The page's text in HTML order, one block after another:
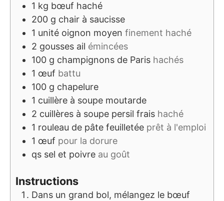
1 kg bœuf haché
200 g chair à saucisse
1 unité oignon moyen finement haché
2 gousses ail émincées
100 g champignons de Paris hachés
1 œuf battu
100 g chapelure
1 cuillère à soupe moutarde
2 cuillères à soupe persil frais haché
1 rouleau de pâte feuilletée prêt à l'emploi
1 œuf pour la dorure
qs sel et poivre au goût
Instructions
Dans un grand bol, mélangez le bœuf